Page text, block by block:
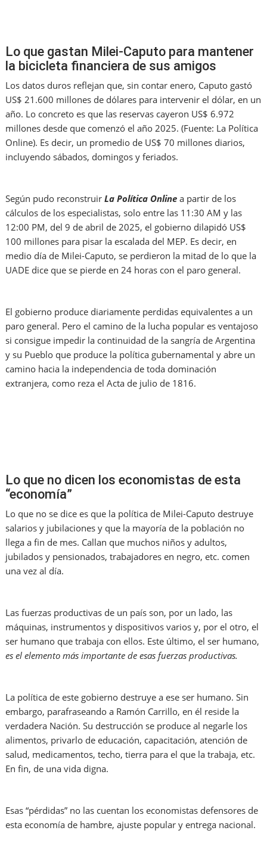
Lo que gastan Milei-Caputo para mantener
la bicicleta financiera de sus amigos
Los datos duros reflejan que, sin contar enero, Caputo gastó
US$ 21.600 millones de dólares para intervenir el dólar, en un
año. Lo concreto es que las reservas cayeron US$ 6.972
millones desde que comenzó el año 2025. (Fuente: La Política
Online). Es decir, un promedio de US$ 70 millones diarios,
incluyendo sábados, domingos y feriados.
Según pudo reconstruirLa Política Online a partir de los
cálculos de los especialistas, solo entre las 11:30 AM y las
12:00 PM, del 9 de abril de 2025, el gobierno dilapidó US$
100 millones para pisar la escalada del MEP. Es decir, en
medio día de Milei-Caputo, se perdieron la mitad de lo que la
UADE dice que se pierde en 24 horas con el paro general.
El gobierno produce diariamente perdidas equivalentes a un
paro general. Pero el camino de la lucha popular es ventajoso
si consigue impedir la continuidad de la sangría de Argentina
y su Pueblo que produce la política gubernamental y abre un
camino hacia la independencia de toda dominación
extranjera, como reza el Acta de julio de 1816.
Lo que no dicen los economistas de esta
“economía”
Lo que no se dice es que la política de Milei-Caputo destruye
salarios y jubilaciones y que la mayoría de la población no
llega a fin de mes. Callan que muchos niños y adultos,
jubilados y pensionados, trabajadores en negro, etc. comen
una vez al día.
Las fuerzas productivas de un país son, por un lado, las
máquinas, instrumentos y dispositivos varios y, por el otro, el
ser humano que trabaja con ellos. Este último, el ser humano,
es el elemento más importante de esas fuerzas productivas.
La política de este gobierno destruye a ese ser humano. Sin
embargo, parafraseando a Ramón Carrillo, en él reside la
verdadera Nación. Su destrucción se produce al negarle los
alimentos, privarlo de educación, capacitación, atención de
salud, medicamentos, techo, tierra para el que la trabaja, etc.
En fin, de una vida digna.
Esas “pérdidas” no las cuentan los economistas defensores de
esta economía de hambre, ajuste popular y entrega nacional.